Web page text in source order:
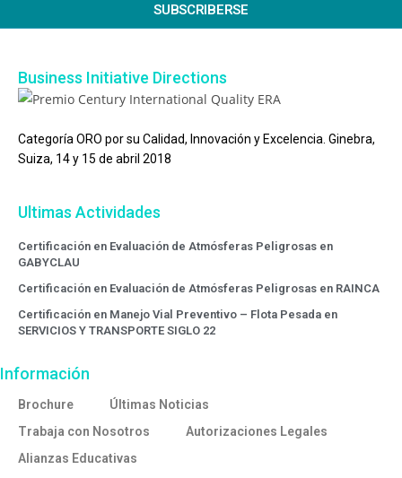
SUBSCRIBERSE
Business Initiative Directions
Categoría ORO por su Calidad, Innovación y Excelencia. Ginebra,
Suiza, 14 y 15 de abril 2018
Ultimas Actividades
Certificación en Evaluación de Atmósferas Peligrosas en
GABYCLAU
Certificación en Evaluación de Atmósferas Peligrosas en RAINCA
Certificación en Manejo Vial Preventivo – Flota Pesada en
SERVICIOS Y TRANSPORTE SIGLO 22
Información
Brochure
Últimas Noticias
Trabaja con Nosotros
Autorizaciones Legales
Alianzas Educativas